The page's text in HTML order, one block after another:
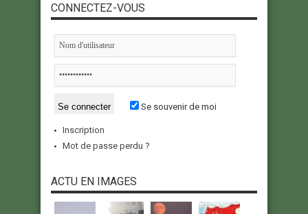
CONNECTEZ-VOUS
Se souvenir de moi
Inscription
Mot de passe perdu ?
ACTU EN IMAGES